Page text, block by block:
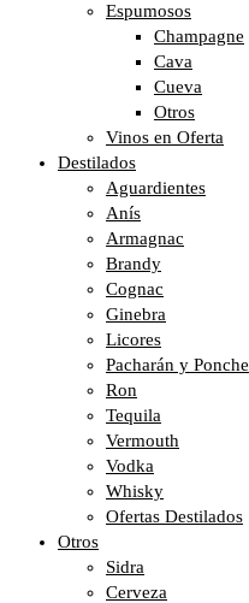
Espumosos
Champagne
Cava
Cueva
Otros
Vinos en Oferta
Destilados
Aguardientes
Anís
Armagnac
Brandy
Cognac
Ginebra
Licores
Pacharán y Ponche
Ron
Tequila
Vermouth
Vodka
Whisky
Ofertas Destilados
Otros
Sidra
Cerveza